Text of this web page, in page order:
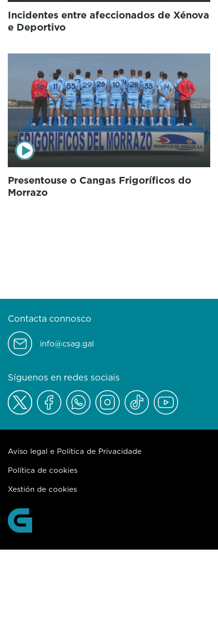
Incidentes entre afeccionados de Xénova
e Deportivo
Presentouse o Cangas Frigoríficos do
Morrazo
Contacta connosco
info@csag.gal
Síguenos en redes sociais
Aviso legal e Política de Privacidade
Política de cookies
Xestión de cookies